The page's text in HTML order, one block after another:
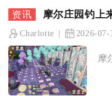
摩尔庄园钓上
Charlotte 2026-07-
摩